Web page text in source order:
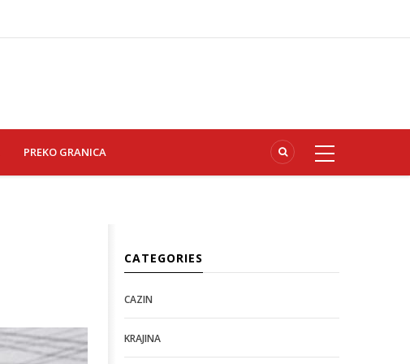
PREKO GRANICA
CATEGORIES
CAZIN
KRAJINA